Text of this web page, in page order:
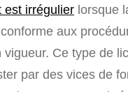
est irrégulier lorsque
aux
vigueur. Ce type de
par des vices de